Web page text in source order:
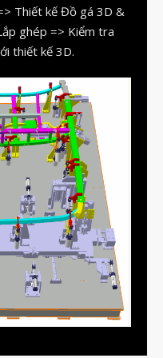
liệu in 3D tiếp xúc dầu
liệu in 3D kháng dung môi
đổi độ bền và chịu nhiệt
datasheet vật liệu in 3D
hạt mài chi tiết in 3D
Tám 2026
Bảy 2026
Thiết kế Đồ gá 3D &
ghép => Kiểm tra
thiết kế 3D.